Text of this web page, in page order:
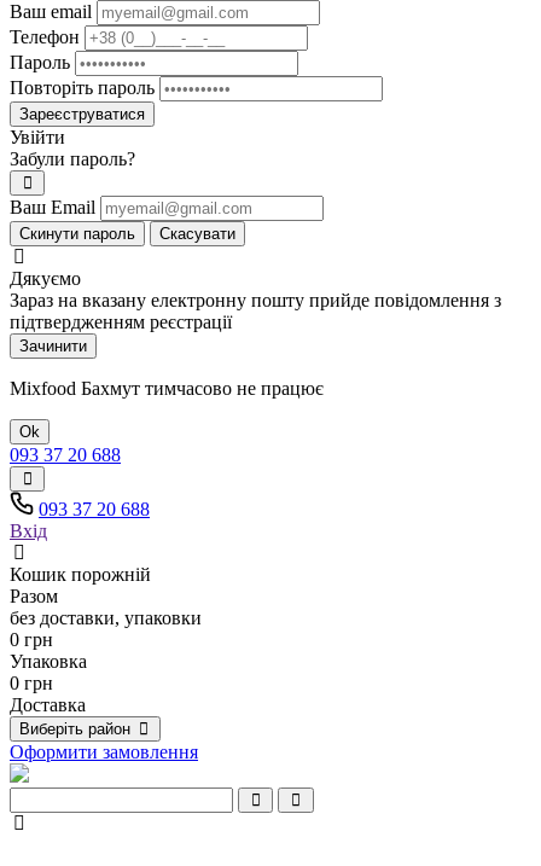
Ваш email
Телефон
Пароль
Повторіть пароль
Зареєструватися
Увійти
Забули пароль?
Ваш Email
Скинути пароль Скасувати
Дякуємо
Зараз на вказану електронну пошту прийде повідомлення з
підтвердженням реєстрації
Зачинити
Mixfood Бахмут тимчасово не працює
Ok
093 37 20 688
093 37 20 688
Вхід
Кошик порожній
Разом
без доставки, упаковки
0 грн
Упаковка
0 грн
Доставка
Виберіть район
Оформити замовлення